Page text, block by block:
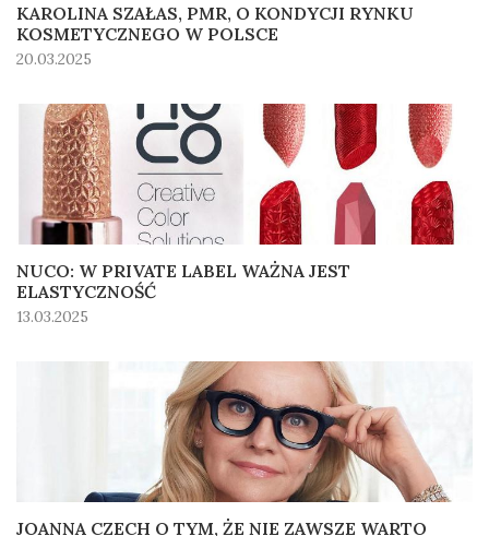
KAROLINA SZAŁAS, PMR, O KONDYCJI RYNKU
KOSMETYCZNEGO W POLSCE
20.03.2025
NUCO: W PRIVATE LABEL WAŻNA JEST
ELASTYCZNOŚĆ
13.03.2025
JOANNA CZECH O TYM, ŻE NIE ZAWSZE WARTO